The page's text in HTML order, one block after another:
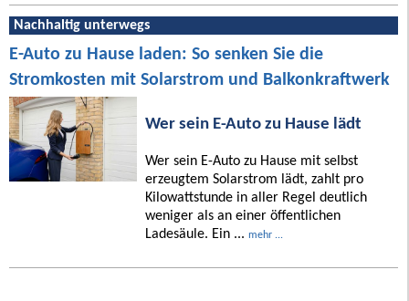
Nachhaltig unterwegs
E-Auto zu Hause laden: So senken Sie die
Stromkosten mit Solarstrom und Balkonkraftwerk
Wer sein E-Auto zu Hause lädt
Wer sein E-Auto zu Hause mit selbst
erzeugtem Solarstrom lädt, zahlt pro
Kilowattstunde in aller Regel deutlich
weniger als an einer öffentlichen
Ladesäule. Ein ... mehr ...